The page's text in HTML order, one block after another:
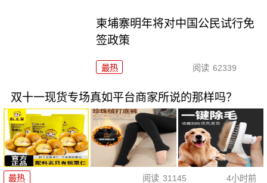
柬埔寨明年将对中国公民试行免
签政策
最热 阅读 62339
双十一现货专场真如平台商家所说的那样吗？
最热 阅读 31145 4小时前